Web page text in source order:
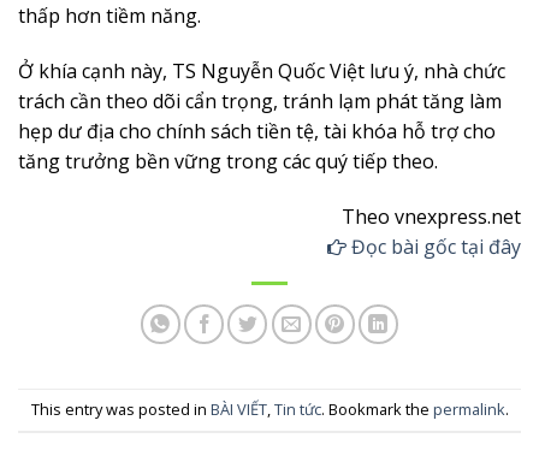
thấp hơn tiềm năng.
Ở khía cạnh này, TS Nguyễn Quốc Việt lưu ý, nhà chức
trách cần theo dõi cẩn trọng, tránh lạm phát tăng làm
hẹp dư địa cho chính sách tiền tệ, tài khóa hỗ trợ cho
tăng trưởng bền vững trong các quý tiếp theo.
Theo vnexpress.net
Đọc bài gốc tại đây
This entry was posted in BÀI VIẾT,Tin tức. Bookmark the permalink.